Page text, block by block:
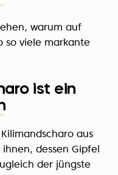
warum auf
so viele markante
ist ein
aus
dessen Gipfel
der jüngste